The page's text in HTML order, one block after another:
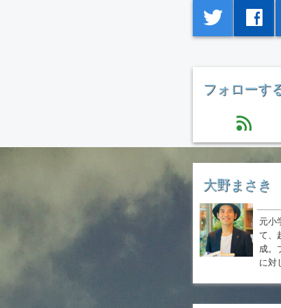
twitter facebook
フォローす
feed
大野まさき
元小
て、
成。
に対